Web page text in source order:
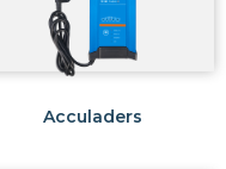
Acculaders